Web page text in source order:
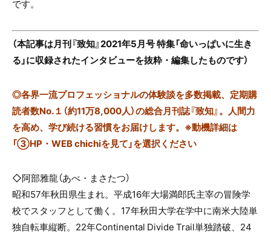
です。
（本記事は月刊『致知』2021年5月号 特集「命いっぱいに生き
る」に収録されたインタビューを抜粋・編集したものです）
◎各界一流プロフェッショナルの体験談を多数掲載、定期購
読者数No.１（約11万8,000人）の総合月刊誌『致知』。人間力
を高め、学び続ける習慣をお届けします。※動機詳細は
「③HP・WEB chichiを見て」を選択ください
◇阿部雅龍（あべ・まさたつ）
昭和57年秋田県生まれ。平成16年大場満郎氏主宰の冒険学
校でスタッフとして働く。 17年秋田大学在学中に南米大陸単
独自転車縦断。 22年Continental Divide Trail単独踏破、 24